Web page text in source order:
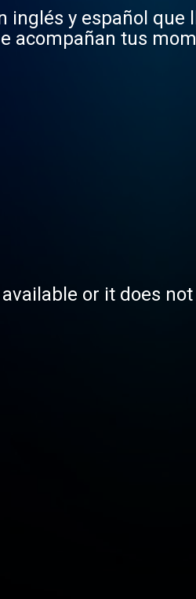
inglés y español que
acompañan tus
or it does